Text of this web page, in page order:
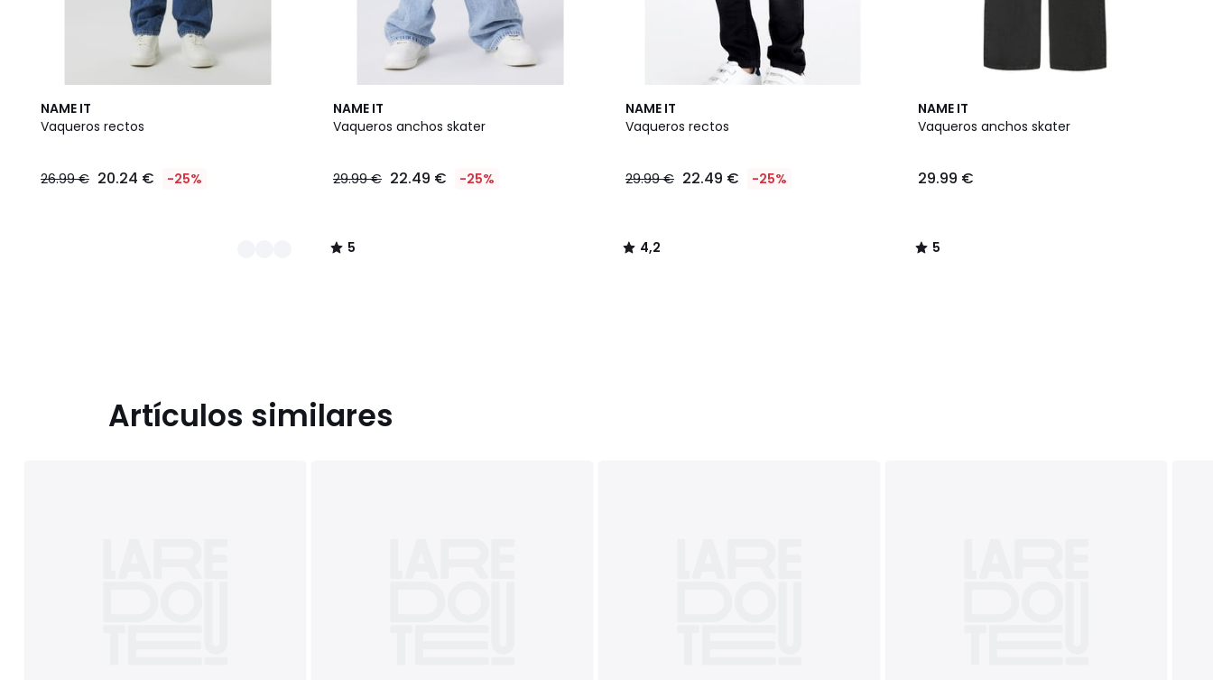
NAME IT
Vaqueros rectos
26.99 € 20.24 € -25%
2
Colores
NAME IT
Vaqueros anchos skater
29.99 € 22.49 € -25%
5
/
5
/
NAME IT
Vaqueros rectos
29.99 € 22.49 € -25%
4,2
/ 5
4,2
/
NAME IT
Vaqueros anchos skater
29.99 €
5
/
5
/
Artículos similares